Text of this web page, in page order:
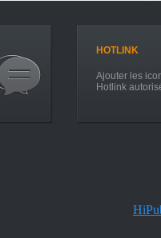
HOTLINK
Ajouter les
Hotlink